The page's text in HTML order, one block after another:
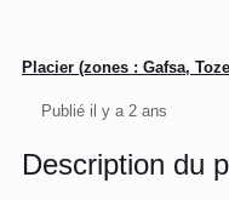
Placier (zones : Gafsa,
Publié il y a 2 ans
Description du